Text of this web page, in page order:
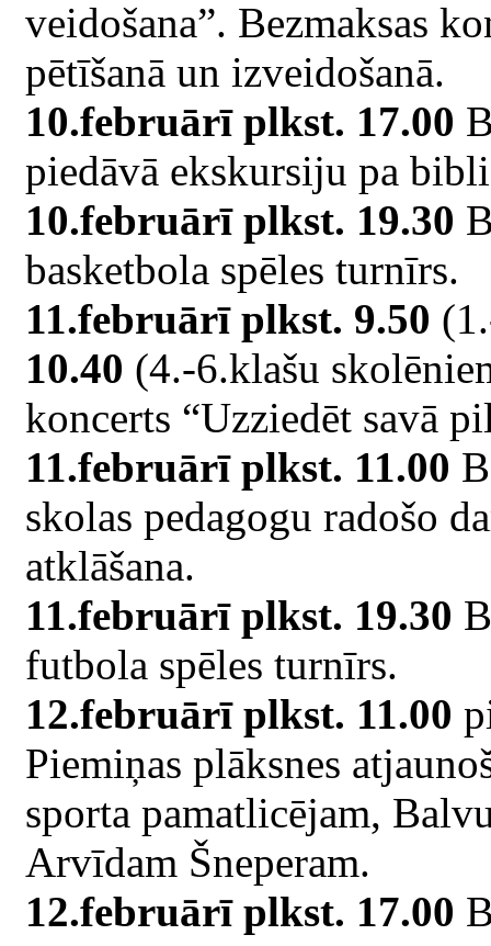
veidošana”. Bezmaksas
pētīšanā un izveidošanā.
10.februārī plkst. 17.00
piedāvā ekskursiju pa
10.februārī plkst. 19.30
basketbola spēles turnīrs.
11.februārī plkst. 9.50
10.40 (4.-6.klašu
koncerts “Uzziedēt savā
11.februārī plkst. 11.00
skolas pedagogu radošo
atklāšana.
11.februārī plkst. 19.30
futbola spēles turnīrs.
12.februārī plkst. 11.00
Piemiņas plāksnes
sporta pamatlicējam,
Arvīdam Šneperam.
12.februārī plkst. 17.00